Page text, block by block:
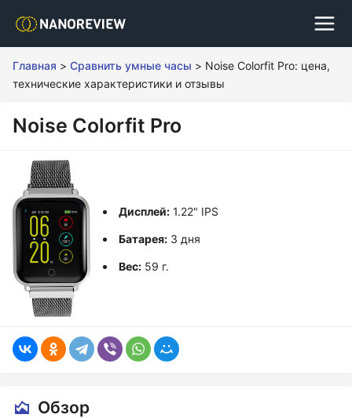
Главная > Сравнить умные часы > Noise Colorfit Pro: цена,
технические характеристики и отзывы
Noise Colorfit Pro
Дисплей: 1.22" IPS
Батарея: 3 дня
Вес: 59 г.
Обзор